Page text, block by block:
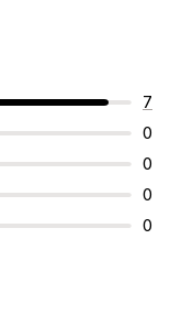
7
0
0
0
0